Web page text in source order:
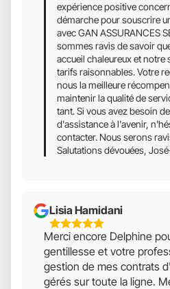
expérience positive
démarche pour souscrire
avec GAN ASSURANCES
sommes ravis de savoir
accueil chaleureux et notre
tarifs raisonnables. Votre
nous la meilleure
maintenir la qualité de
tant. Si vous avez besoin
d'assistance à l'avenir,
contacter. Nous serons
Salutations dévouées,
Lisia Hamidani
5
Étoiles
Sur
5
Merci encore Delphine
gentillesse et votre
gestion de mes contrats
gérés sur toute la ligne.